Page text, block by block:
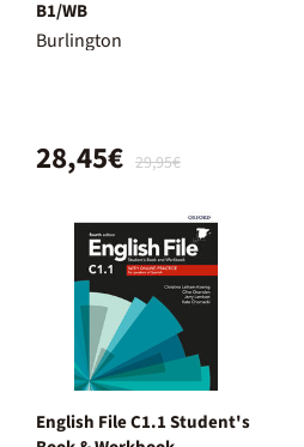
B1/WB
Burlington
29,95€
28,45€
English File C1.1 Student's